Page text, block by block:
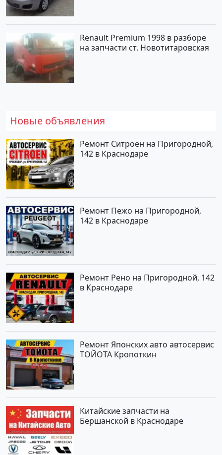
Renault Premium 1998 в разборе
на запчасти ст. Новотитаровская
Новые объявления
Ремонт Ситроен на Пригородной,
142 в Краснодаре
Ремонт Пежо на Пригородной,
142 в Краснодаре
Ремонт Рено на Пригородной, 142
в Краснодаре
Ремонт Японских авто автосервис
ТОЙОТА Кропоткин
Китайские запчасти на
Бершанской в Краснодаре